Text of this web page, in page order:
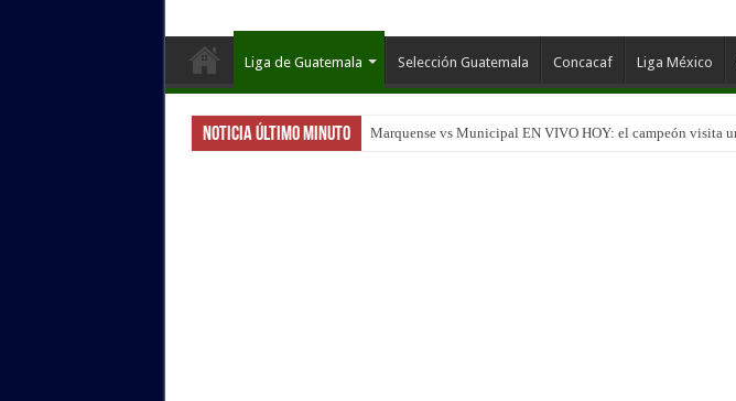
Liga de Guatemala Selección Guatemala Concacaf Liga México
Noticia Último Minuto Marquense vs Municipal EN VIVO HOY: el campeón visita